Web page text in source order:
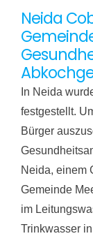
Neida
In Neida
festgestellt.
Bürger
Neida, einem
Gemeinde
im
Trinkwasser